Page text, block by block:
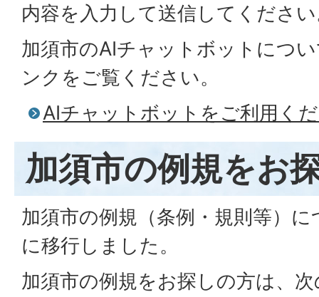
内容を入力して送信してくださ
加須市のAIチャットボットにつ
ンクをご覧ください。
AIチャットボットをご利用く
加須市の例規をお
加須市の例規（条例・規則等）
に移行しました。
加須市の例規をお探しの方は、